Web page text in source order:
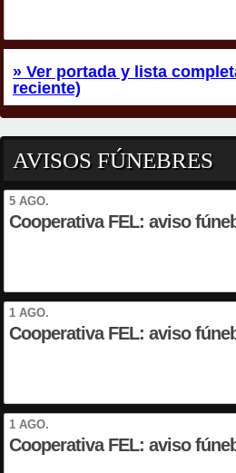
» Ver portada y lista
reciente)
AVISOS FÚNEBRES
5 AGO.
Cooperativa FEL: aviso
1 AGO.
Cooperativa FEL: aviso
1 AGO.
Cooperativa FEL: aviso